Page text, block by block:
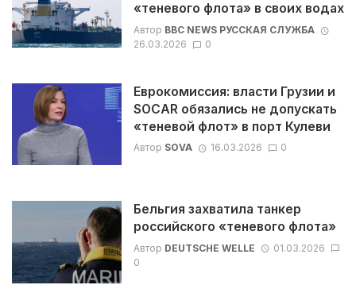
«теневого флота» в своих водах
Автор BBC NEWS РУССКАЯ СЛУЖБА
26.03.2026
0
Еврокомиссия: власти Грузии и
SOCAR обязались не допускать
«теневой флот» в порт Кулеви
Автор SOVA 16.03.2026 0
Бельгия захватила танкер
российского «теневого флота»
Автор DEUTSCHE WELLE
01.03.2026
0